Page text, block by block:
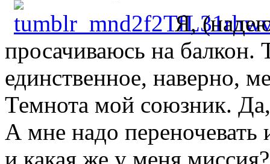
Я,
просачиваюсь на балкон.
единственное, наверно,
Темнота мой союзник. Да,
А мне надо переночевать
и какая же у меня миссия?